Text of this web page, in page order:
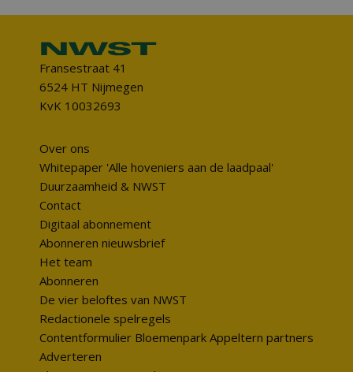
Fransestraat 41
6524 HT Nijmegen
KvK 10032693
Over ons
Whitepaper 'Alle hoveniers aan de laadpaal'
Duurzaamheid & NWST
Contact
Digitaal abonnement
Abonneren nieuwsbrief
Het team
Abonneren
De vier beloftes van NWST
Redactionele spelregels
Contentformulier Bloemenpark Appeltern partners
Adverteren